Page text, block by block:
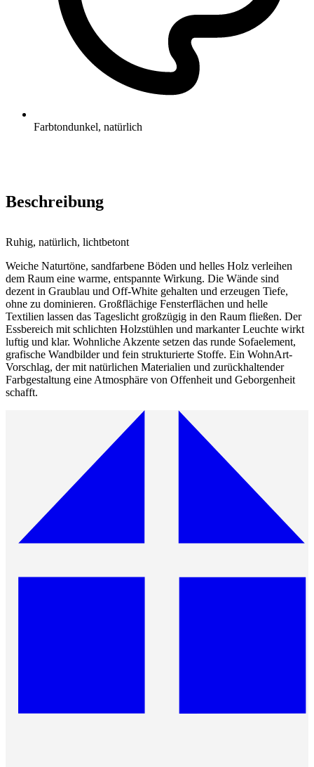
Farbtondunkel, natürlich
Beschreibung
Ruhig, natürlich, lichtbetont
Weiche Naturtöne, sandfarbene Böden und helles Holz verleihen
dem Raum eine warme, entspannte Wirkung. Die Wände sind
dezent in Graublau und Off-White gehalten und erzeugen Tiefe,
ohne zu dominieren. Großflächige Fensterflächen und helle
Textilien lassen das Tageslicht großzügig in den Raum fließen. Der
Essbereich mit schlichten Holzstühlen und markanter Leuchte wirkt
luftig und klar. Wohnliche Akzente setzen das runde Sofaelement,
grafische Wandbilder und fein strukturierte Stoffe. Ein WohnArt-
Vorschlag, der mit natürlichen Materialien und zurückhaltender
Farbgestaltung eine Atmosphäre von Offenheit und Geborgenheit
schafft.